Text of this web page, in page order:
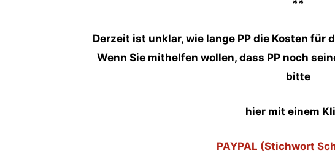
**
Derzeit ist unklar, wie lange PP die Kosten für
Wenn Sie mithelfen wollen, dass PP noch
bitte
hier mit einem
PAYPAL (Stichwort